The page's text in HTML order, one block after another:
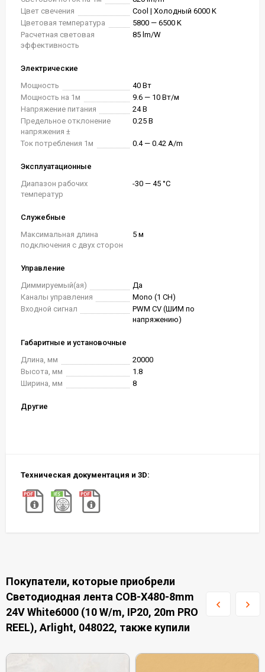
Цвет свечения
Cool | Холодный 6000 K
Цветовая температура
5800 — 6500 K
Расчетная световая
эффективность
85 lm/W
Электрические
Мощность
40 Вт
Мощность на 1м
9.6 — 10 Вт/м
Напряжение питания
24 В
Предельное отклонение
напряжения ±
0.25 В
Ток потребления 1м 0.4 — 0.42 A/m
Эксплуатационные
Диапазон рабочих
температур
-30 — 45 °C
Служебные
Максимальная длина
подключения с двух сторон
5 м
Управление
Диммируемый(ая)
Да
Каналы управления
Mono (1 CH)
Входной сигнал
PWM СV (ШИМ по
напряжению)
Габаритные и установочные
Длина, мм
20000
Высота, мм
1.8
Ширина, мм
8
Другие
Техническая документация и 3D:
Покупатели, которые приобрели
Светодиодная лента COB-X480-8mm
24V White6000 (10 W/m, IP20, 20m PRO
REEL), Arlight, 048022, также купили